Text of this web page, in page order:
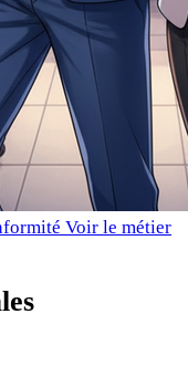
Voir le métier